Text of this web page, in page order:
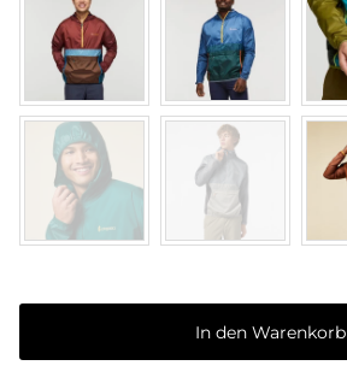
The Del Día story
In den Warenkorb